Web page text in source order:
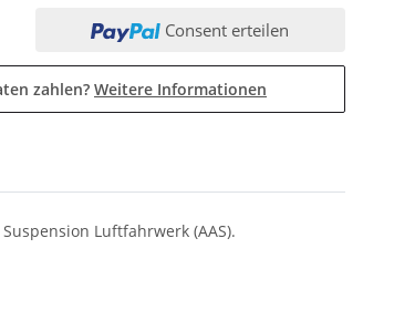
Consent erteilen
zahlen? Weitere Informationen
Luftfahrwerk (AAS).